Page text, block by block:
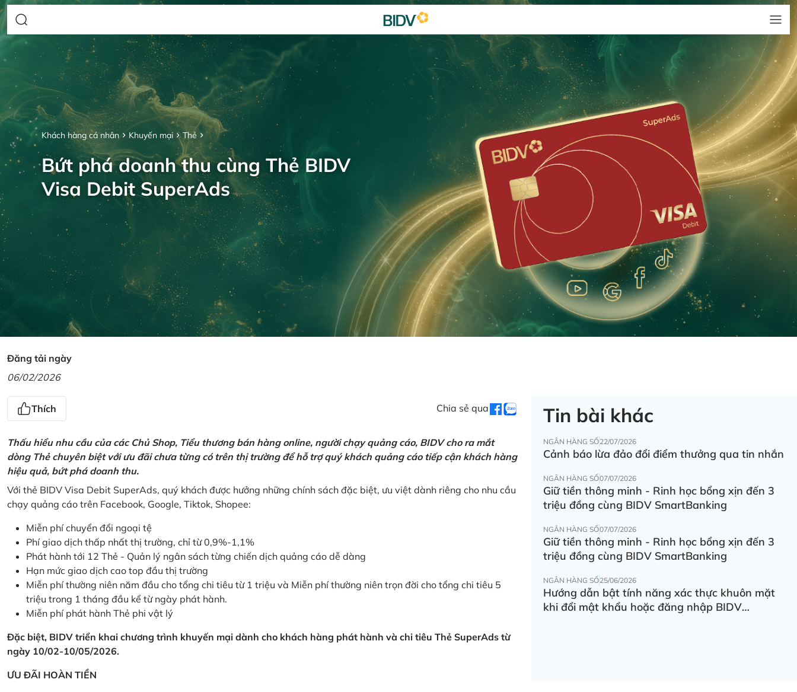
Khách hàng cá nhân Khuyến mại Thẻ
Bứt phá doanh thu cùng Thẻ BIDV
Visa Debit SuperAds
Đăng tải ngày
06/02/2026
Thích Chia sẻ qua
Thấu hiểu nhu cầu của các Chủ Shop, Tiểu thương bán hàng online, người chạy quảng cáo, BIDV cho ra mắt
dòng Thẻ chuyên biệt với ưu đãi chưa từng có trên thị trường để hỗ trợ quý khách quảng cáo tiếp cận khách hàng
hiệu quả, bứt phá doanh thu.
Với thẻ BIDV Visa Debit SuperAds, quý khách được hưởng những chính sách đặc biệt, ưu việt dành riêng cho nhu cầu
chạy quảng cáo trên Facebook, Google, Tiktok, Shopee:
Miễn phí chuyển đổi ngoại tệ
Phí giao dịch thấp nhất thị trường, chỉ từ 0,9%-1,1%
Phát hành tới 12 Thẻ - Quản lý ngân sách từng chiến dịch quảng cáo dễ dàng
Hạn mức giao dịch cao top đầu thị trường
Miễn phí thường niên năm đầu cho tổng chi tiêu từ 1 triệu và Miễn phí thường niên trọn đời cho tổng chi tiêu 5
triệu trong 1 tháng đầu kể từ ngày phát hành.
Miễn phí phát hành Thẻ phi vật lý
Đặc biệt, BIDV triển khai chương trình khuyến mại dành cho khách hàng phát hành và chi tiêu Thẻ SuperAds từ
ngày 10/02-10/05/2026.
ƯU ĐÃI HOÀN TIỀN
Tin bài khác
NGÂN HÀNG SỐ22/07/2026
Cảnh báo lừa đảo đổi điểm thưởng qua tin nhắn
NGÂN HÀNG SỐ07/07/2026
Giữ tiền thông minh - Rinh học bổng xịn đến 3
triệu đồng cùng BIDV SmartBanking
NGÂN HÀNG SỐ07/07/2026
Giữ tiền thông minh - Rinh học bổng xịn đến 3
triệu đồng cùng BIDV SmartBanking
NGÂN HÀNG SỐ25/06/2026
Hướng dẫn bật tính năng xác thực khuôn mặt
khi đổi mật khẩu hoặc đăng nhập BIDV